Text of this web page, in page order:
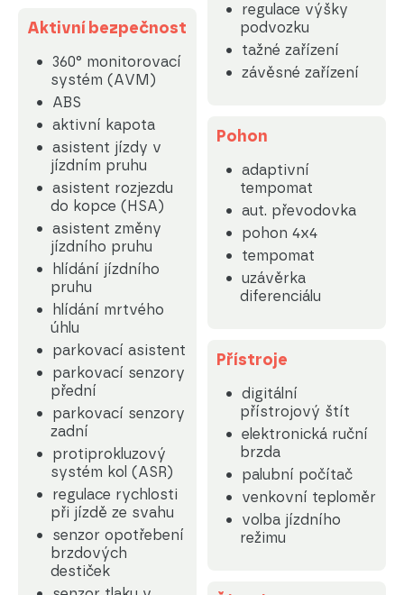
Aktivní bezpečnost
360° monitorovací
systém (AVM)
ABS
aktivní kapota
asistent jízdy v
jízdním pruhu
asistent rozjezdu
do kopce (HSA)
asistent změny
jízdního pruhu
hlídání jízdního
pruhu
hlídání mrtvého
úhlu
parkovací asistent
parkovací senzory
přední
parkovací senzory
zadní
protiprokluzový
systém kol (ASR)
regulace rychlosti
při jízdě ze svahu
senzor opotřebení
brzdových
destiček
regulace výšky
podvozku
tažné zařízení
závěsné zařízení
Pohon
adaptivní
tempomat
aut. převodovka
pohon 4x4
tempomat
uzávěrka
diferenciálu
Přístroje
digitální
přístrojový štít
elektronická ruční
brzda
palubní počítač
venkovní teploměr
volba jízdního
režimu